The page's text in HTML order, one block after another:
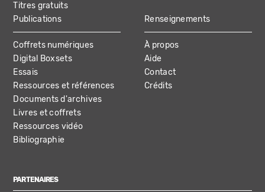
Titres gratuits
Publications
Coffrets numériques
Digital Boxsets
Essais
Ressources et références
Documents d'archives
Livres et coffrets
Ressources vidéo
Bibliographie
Renseignements
À propos
Aide
Contact
Crédits
PARTENAIRES